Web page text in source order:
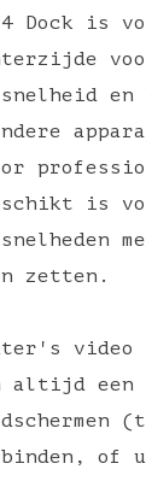
Dock is
is voor
zetten.
video
altijd
of u